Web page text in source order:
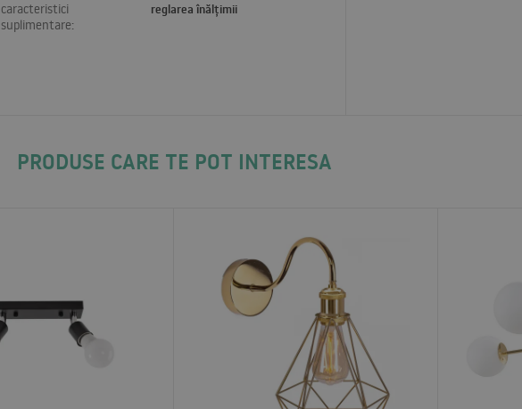
caracteristici
suplimentare:
reglarea înălțimii
PRODUSE CARE TE POT INTERESA